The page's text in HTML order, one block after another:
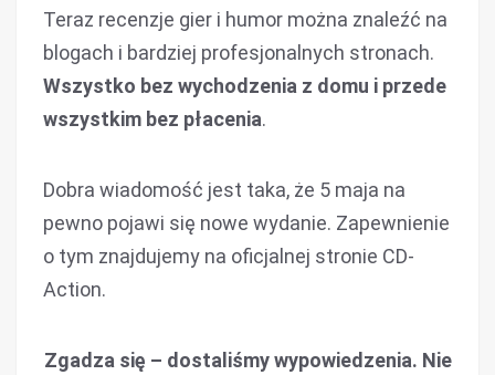
Teraz recenzje gier i humor można znaleźć na
blogach i bardziej profesjonalnych stronach.
Wszystko bez wychodzenia z domu i przede
wszystkim bez płacenia.
Dobra wiadomość jest taka, że 5 maja na
pewno pojawi się nowe wydanie. Zapewnienie
o tym znajdujemy na oficjalnej stronie CD-
Action.
Zgadza się – dostaliśmy wypowiedzenia. Nie